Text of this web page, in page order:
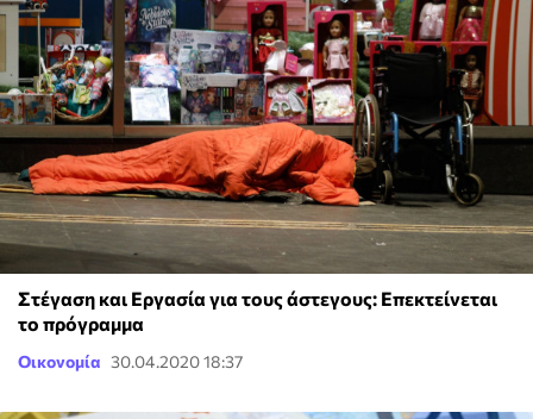
Στέγαση και Εργασία για τους άστεγους: Επεκτείνεται
το πρόγραμμα
Οικονομία 30.04.2020 18:37